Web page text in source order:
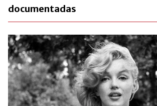
documentadas